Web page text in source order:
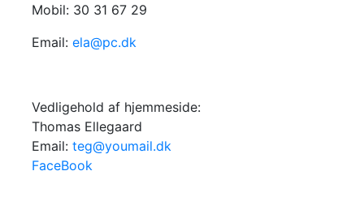
Mobil: 30 31 67 29
Email: ela@pc.dk
Vedligehold af hjemmeside:
Thomas Ellegaard
Email: teg@youmail.dk
FaceBook